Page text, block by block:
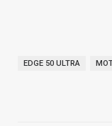
EDGE 50 ULTRA